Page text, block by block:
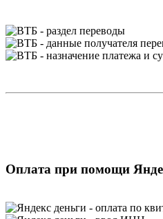
Оплата при помощи